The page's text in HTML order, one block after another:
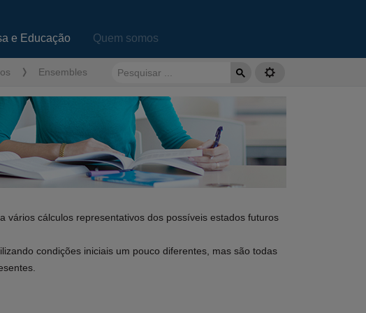
e Educação Quem somos
Ensembles
cálculos representativos dos possíveis estados futuros
condições iniciais um pouco diferentes, mas são todas